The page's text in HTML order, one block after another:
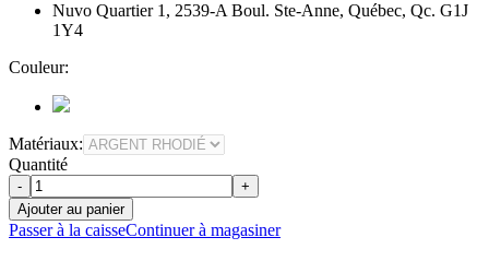
Nuvo Quartier 1, 2539-A Boul. Ste-Anne, Québec, Qc. G1J
1Y4
Couleur:
Matériaux:
Quantité
-
+
Ajouter au panier
Passer à la caisseContinuer à magasiner